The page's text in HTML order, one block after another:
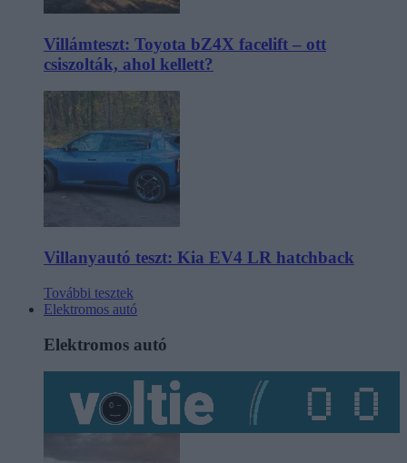
Villámteszt: Toyota bZ4X facelift – ott
csiszolták, ahol kellett?
Villanyautó teszt: Kia EV4 LR hatchback
További tesztek
Elektromos autó
Elektromos autó